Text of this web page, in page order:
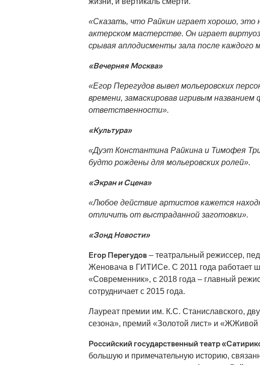
«Сказать, что Райкин играет хорошо, это
актерском мастерстве. Он играет
срывая аплодисменты зала после каждого
«Вечерняя Москва»
«Егор Перегудов вывел мольеровских
времени, замаскировав игривым
ответственности».
«Культура»
«Дуэт Константина Райкина и Тимофея
будто рождены для мольеровских ролей».
«Экран и Сцена»
«Любое действие артистов кажется
отличить от выстраданной заготовки».
«Зонд Новости»
Егор Перегудов – театральный режиссер,
Женовача в ГИТИСе. С 2011 года работает
«Современник», с 2018 года – главный
сотрудничает с 2015 года.
Лауреат премии им. К.С. Станиславского,
сезона», премий «Золотой лист» и «ЖЖивой
Российский государственный театр
большую и примечательную историю,